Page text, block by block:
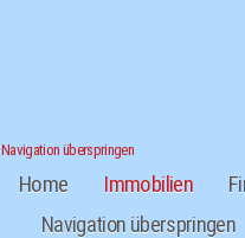
Navigation überspringen
Home Immobilien
Navigation überspringen